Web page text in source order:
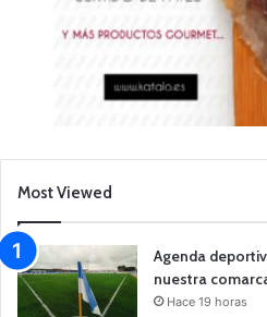
Most Viewed
Agenda
nuestra
Hace 19 horas